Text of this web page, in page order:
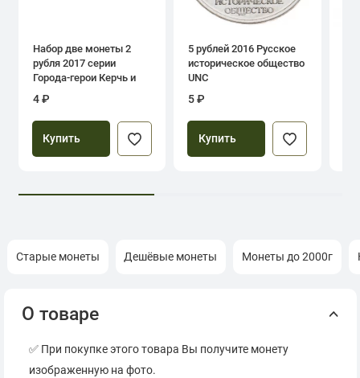
Набор две монеты 2
рубля 2017 серии
Города-герои Керчь и
Севастополь
4 ₽
Купить
5 рублей 2016 Русское
историческое общество
UNC
5 ₽
Купить
Старые монеты Дешёвые монеты Монеты до 2000г
О товаре
✅ При покупке этого товара Вы получите монету
изображенную на фото.